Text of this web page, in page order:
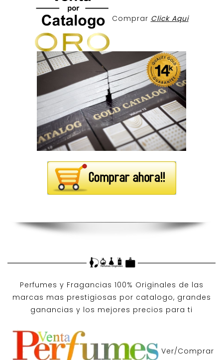
Comprar Click Aqui
Perfumes y Fragancias 100% Originales de las
marcas mas prestigiosas por catalogo, grandes
ganancias y los mejores precios para ti
Ver/Comprar